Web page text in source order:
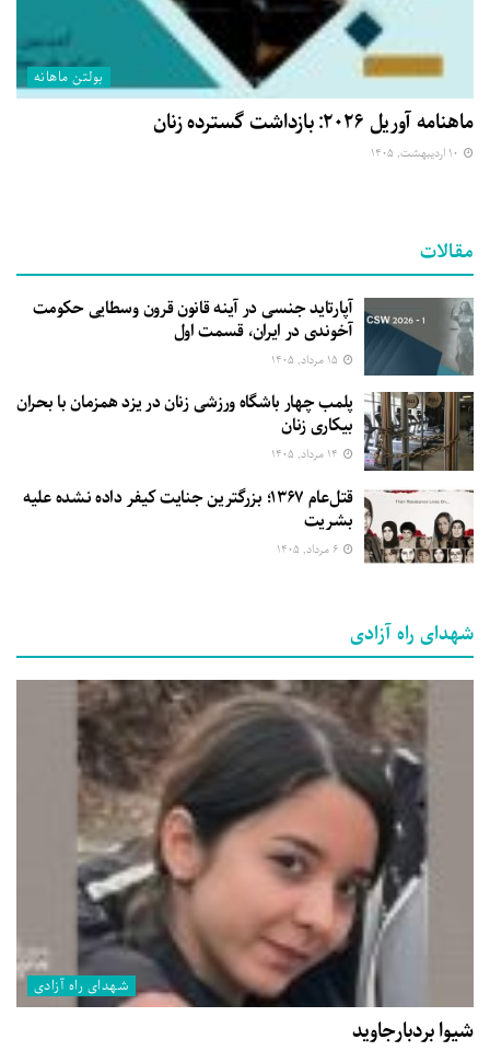
بولتن ماهانه
ماهنامه آوریل ۲۰۲۶: بازداشت گسترده زنان
مقالات
آپارتاید جنسی در آینه قانون قرون وسطایی حکومت
آخوندی در ایران، قسمت اول
پلمب چهار باشگاه ورزشی زنان در یزد همزمان با بحران
بیکاری زنان
قتل‌عام ۱۳۶۷؛ بزرگترین جنایت کیفر داده نشده علیه
بشریت
شهدای راه آزادی
شهدای راه آزادی
شیوا بردبارجاوید